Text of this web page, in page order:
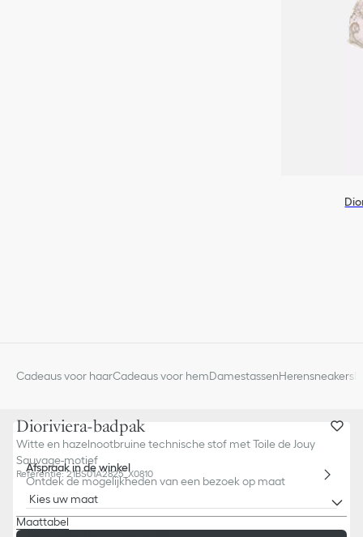
Dioriviera-badpak
Witte en hazelnootbruine technische stof met Toile de Jouy
Sauvage-motief
Referentie:21BS01A2825_X0810
Kies uw maat
Maattabel
Cadeaus voor haarCadeaus voor hemDamestassenHerensneakers
Afspraak in de winkel
Ontdek de mogelijkheden van een bezoek op maat